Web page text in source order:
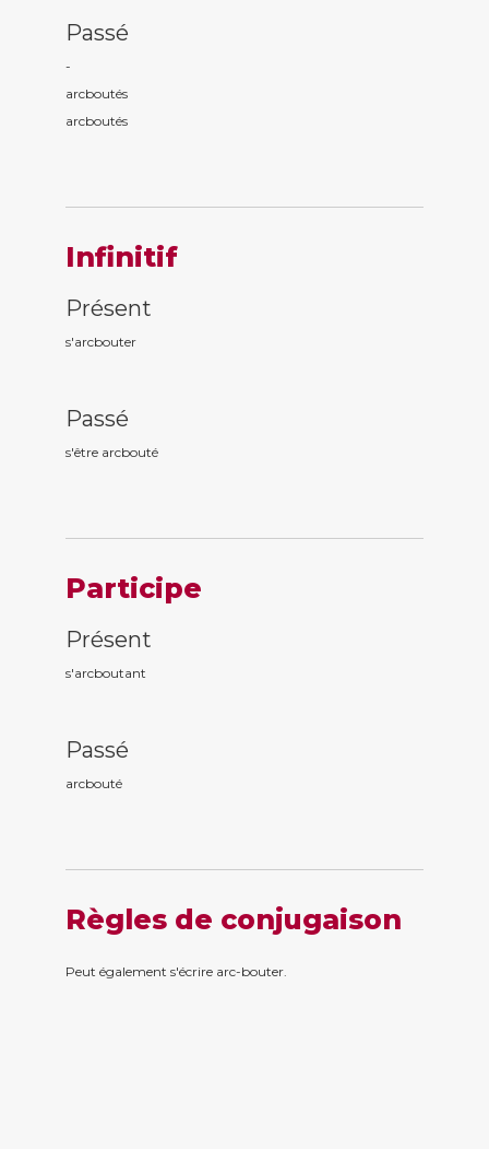
Passé
-
arcboutés
arcboutés
Infinitif
Présent
s'arcbouter
Passé
s'être arcbouté
Participe
Présent
s'arcboutant
Passé
arcbouté
Règles de conjugaison
Peut également s'écrire arc-bouter.